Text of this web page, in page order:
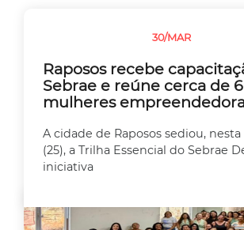
30/MAR
Raposos recebe
Sebrae e reúne cerca de
mulheres
A cidade de Raposos sediou,
(25), a Trilha Essencial do Sebrae
iniciativa